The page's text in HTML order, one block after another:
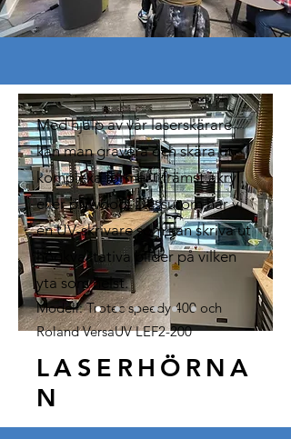
Med hjälp av vår laserskärare
kan man gravera och skära ut
komplexa former i främst akryl
eller plywood. Dessutom har vi
en UV-skrivare som kan skriva ut
högkvalitativa bilder på vilken
yta som helst.
Modell: Trotec speedy 400 och
Roland VersaUV LEF2-200
LASERHÖRNA
N